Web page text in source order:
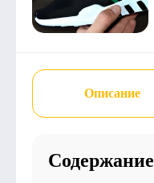
Описание
Содержание